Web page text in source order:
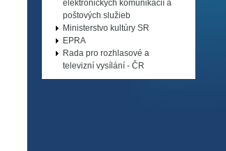
elektronických komunikácií a
poštových služieb
Ministerstvo kultúry SR
EPRA
Rada pro rozhlasové a
televizní vysílání - ČR